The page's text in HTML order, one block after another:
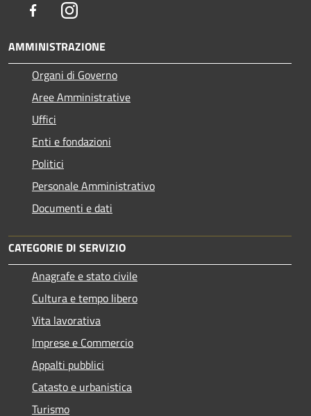
FacebookInstagram
AMMINISTRAZIONE
Organi di Governo
Aree Amministrative
Uffici
Enti e fondazioni
Politici
Personale Amministrativo
Documenti e dati
CATEGORIE DI SERVIZIO
Anagrafe e stato civile
Cultura e tempo libero
Vita lavorativa
Imprese e Commercio
Appalti pubblici
Catasto e urbanistica
Turismo